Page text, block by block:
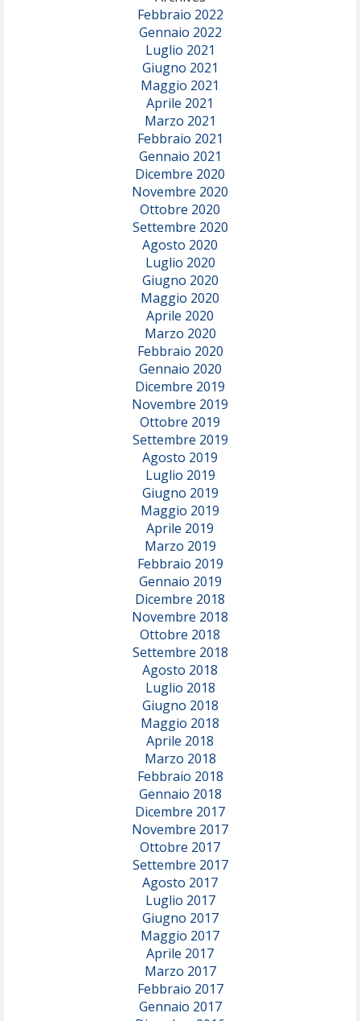
Febbraio 2022
Gennaio 2022
Luglio 2021
Giugno 2021
Maggio 2021
Aprile 2021
Marzo 2021
Febbraio 2021
Gennaio 2021
Dicembre 2020
Novembre 2020
Ottobre 2020
Settembre 2020
Agosto 2020
Luglio 2020
Giugno 2020
Maggio 2020
Aprile 2020
Marzo 2020
Febbraio 2020
Gennaio 2020
Dicembre 2019
Novembre 2019
Ottobre 2019
Settembre 2019
Agosto 2019
Luglio 2019
Giugno 2019
Maggio 2019
Aprile 2019
Marzo 2019
Febbraio 2019
Gennaio 2019
Dicembre 2018
Novembre 2018
Ottobre 2018
Settembre 2018
Agosto 2018
Luglio 2018
Giugno 2018
Maggio 2018
Aprile 2018
Marzo 2018
Febbraio 2018
Gennaio 2018
Dicembre 2017
Novembre 2017
Ottobre 2017
Settembre 2017
Agosto 2017
Luglio 2017
Giugno 2017
Maggio 2017
Aprile 2017
Marzo 2017
Febbraio 2017
Gennaio 2017